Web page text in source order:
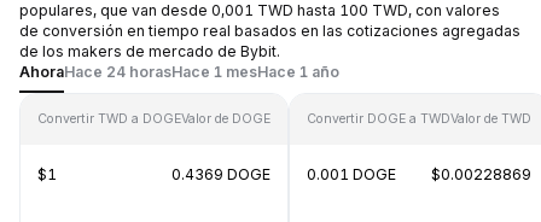
populares, que van desde 0,001 TWD hasta 100 TWD, con valores
de conversión en tiempo real basados en las cotizaciones agregadas
de los makers de mercado de Bybit.
AhoraHace 24 horasHace 1 mesHace 1 año
Convertir TWD a DOGEValor de DOGE
$1 0.4369 DOGE
Convertir DOGE a TWDValor de TWD
0.001 DOGE $0.00228869